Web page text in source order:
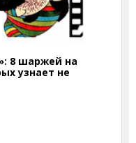
8 шаржей на
узнает не